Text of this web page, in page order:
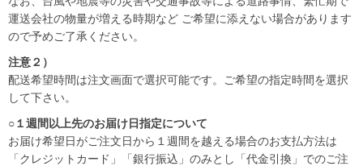
運送会社の物量が増える時期など ご希望に添えない場合があります
ので予めご了承ください。
注意２）
配送希望時間は注文画面で選択可能です。ご希望の指定時間を選択
して下さい。
○１週間以上先のお届け日指定について
お届け希望日がご注文日から１週間を越える場合のお支払方法は
「クレジットカード」「銀行振込」のみとし「代金引換」でのご注